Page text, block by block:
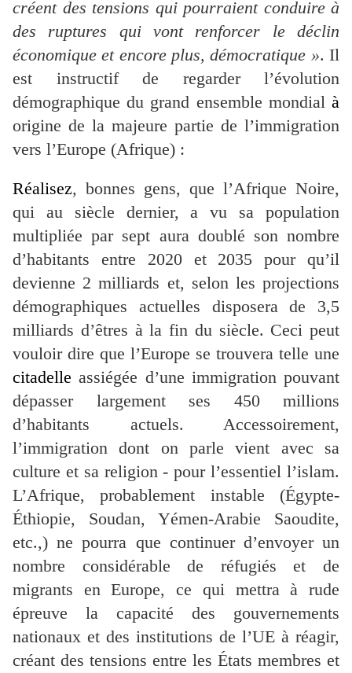
créent des tensions qui pourraient conduire à
des ruptures qui vont renforcer le déclin
économique et encore plus, démocratique ». Il
est instructif de regarder l’évolution
démographique du grand ensemble mondial à
origine de la majeure partie de l’immigration
vers l’Europe (Afrique) :
Réalisez, bonnes gens, que l’Afrique Noire,
qui au siècle dernier, a vu sa population
multipliée par sept aura doublé son nombre
d’habitants entre 2020 et 2035 pour qu’il
devienne 2 milliards et, selon les projections
démographiques actuelles disposera de 3,5
milliards d’êtres à la fin du siècle. Ceci peut
vouloir dire que l’Europe se trouvera telle une
citadelle assiégée d’une immigration pouvant
dépasser largement ses 450 millions
d’habitants actuels. Accessoirement,
l’immigration dont on parle vient avec sa
culture et sa religion - pour l’essentiel l’islam.
L’Afrique, probablement instable (Égypte-
Éthiopie, Soudan, Yémen-Arabie Saoudite,
etc.,) ne pourra que continuer d’envoyer un
nombre considérable de réfugiés et de
migrants en Europe, ce qui mettra à rude
épreuve la capacité des gouvernements
nationaux et des institutions de l’UE à réagir,
créant des tensions entre les États membres et